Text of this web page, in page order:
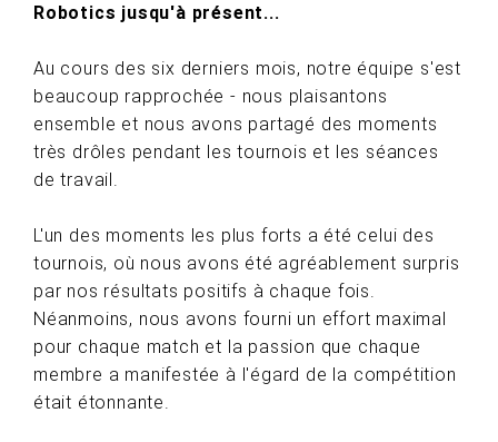
Robotics jusqu'à présent...
Au cours des six derniers mois, notre équipe s'est
beaucoup rapprochée - nous plaisantons
ensemble et nous avons partagé des moments
très drôles pendant les tournois et les séances
de travail.
L'un des moments les plus forts a été celui des
tournois, où nous avons été agréablement surpris
par nos résultats positifs à chaque fois.
Néanmoins, nous avons fourni un effort maximal
pour chaque match et la passion que chaque
membre a manifestée à l'égard de la compétition
était étonnante.